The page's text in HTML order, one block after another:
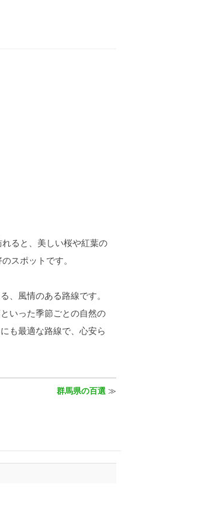
ると、美しい桜や紅葉の
スポットです。
風情のある路線です。
いった季節ごとの自然の
も最適な路線で、心安ら
群馬県の百選≫